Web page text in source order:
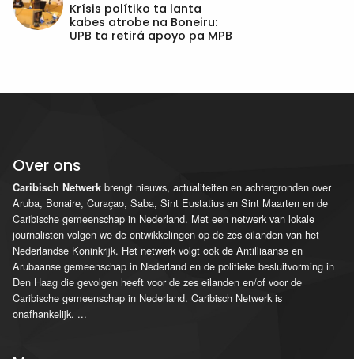
Krísis polítiko ta lanta
kabes atrobe na Boneiru:
UPB ta retirá apoyo pa MPB
Over ons
Caribisch Netwerk brengt nieuws, actualiteiten en achtergronden over
Aruba, Bonaire, Curaçao, Saba, Sint Eustatius en Sint Maarten en de
Caribische gemeenschap in Nederland. Met een netwerk van lokale
journalisten volgen we de ontwikkelingen op de zes eilanden van het
Nederlandse Koninkrijk. Het netwerk volgt ook de Antilliaanse en
Arubaanse gemeenschap in Nederland en de politieke besluitvorming in
Den Haag die gevolgen heeft voor de zes eilanden en/of voor de
Caribische gemeenschap in Nederland. Caribisch Netwerk is
onafhankelijk. ...